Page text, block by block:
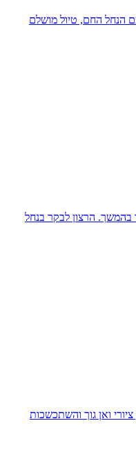
225 ש"ח למשתתף בהרשמה של 4 משתתפים ומעלה!הטיול משולב עם הנחל החם, טיול מושלם
שמדובר בנחל, ההסבר בהמשך. הרצון לבקר בנחל
מלח, משטחי מלח, ציורי ואן גוך והשתכשכות